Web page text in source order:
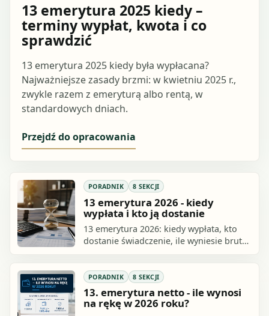
13 emerytura 2025 kiedy –
terminy wypłat, kwota i co
sprawdzić
13 emerytura 2025 kiedy była wypłacana?
Najważniejsze zasady brzmi: w kwietniu 2025 r.,
zwykle razem z emeryturą albo rentą, w
standardowych dniach.
Przejdź do opracowania
PORADNIK 8 SEKCJI
13 emerytura 2026 - kiedy
wypłata i kto ją dostanie
13 emerytura 2026: kiedy wypłata, kto
dostanie świadczenie, ile wyniesie brutto
PORADNIK 8 SEKCJI
13. emerytura netto - ile wynosi
na rękę w 2026 roku?